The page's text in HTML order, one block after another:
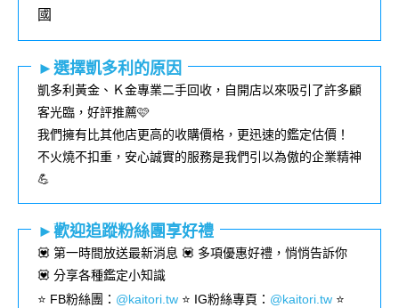
國
►選擇凱多利的原因
凱多利黃金、Ｋ金專業二手回收，自開店以來吸引了許多顧
客光臨，好評推薦🩷
我們擁有比其他店更高的收購價格，更迅速的鑑定估價！
不火燒不扣重，安心誠實的服務是我們引以為傲的企業精神
💪
►歡迎追蹤粉絲團享好禮
💟 第一時間放送最新消息 💟 多項優惠好禮，悄悄告訴你
💟 分享各種鑑定小知識
⭐️ FB粉絲團 ： @kaitori.tw ⭐️ IG粉絲專頁 ： @kaitori.tw ⭐️